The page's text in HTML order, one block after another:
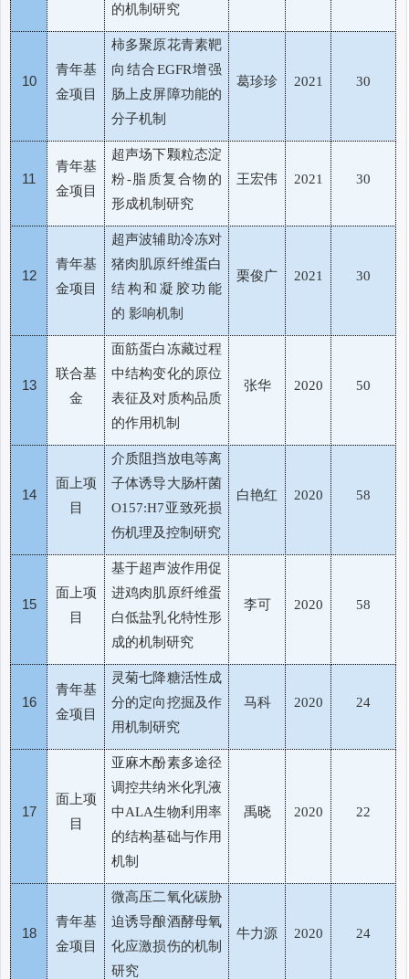
的机制研究
10
青年基
金项目
柿多聚原花青素靶
向结合EGFR增强
肠上皮屏障功能的
分子机制
葛珍珍 2021 30
11
青年基
金项目
超声场下颗粒态淀
粉-脂质复合物的
形成机制研究
王宏伟 2021 30
12
青年基
金项目
超声波辅助冷冻对
猪肉肌原纤维蛋白
结构和凝胶功能
的 影响机制
栗俊广 2021 30
13
联合基
金
面筋蛋白冻藏过程
中结构变化的原位
表征及对质构品质
的作用机制
张华 2020 50
14
面上项
目
介质阻挡放电等离
子体诱导大肠杆菌
O157:H7亚致死损
伤机理及控制研究
白艳红 2020 58
15
面上项
目
基于超声波作用促
进鸡肉肌原纤维蛋
白低盐乳化特性形
成的机制研究
李可 2020 58
16
青年基
金项目
灵菊七降糖活性成
分的定向挖掘及作
用机制研究
马科 2020 24
17
面上项
目
亚麻木酚素多途径
调控共纳米化乳液
中ALA生物利用率
的结构基础与作用
机制
禹晓 2020 22
18
青年基
金项目
微高压二氧化碳胁
迫诱导酿酒酵母氧
化应激损伤的机制
研究
牛力源 2020 24